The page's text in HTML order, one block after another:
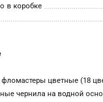
в коробке
фломастеры цветные (18
чернила на водной